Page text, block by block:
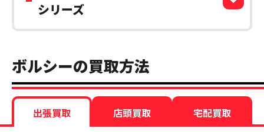
シリーズ
ボルシーの買取方法
出張買取 店頭買取 宅配買取